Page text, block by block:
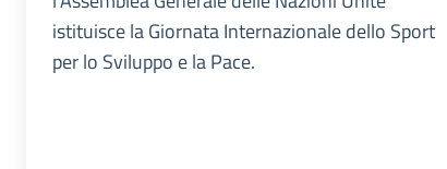
istituisce la Giornata Internazionale dello Sport
per lo Sviluppo e la Pace.